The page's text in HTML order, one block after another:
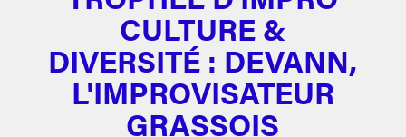
CULTURE &
DIVERSITÉ : DEVANN,
L'IMPROVISATEUR
GRASSOIS